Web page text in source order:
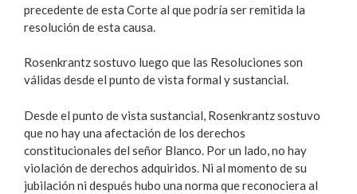
precedente de esta Corte al que podría ser remitida la
resolución de esta causa.
Rosenkrantz sostuvo luego que las Resoluciones son
válidas desde el punto de vista formal y sustancial.
Desde el punto de vista sustancial, Rosenkrantz sostuvo
que no hay una afectación de los derechos
constitucionales del señor Blanco. Por un lado, no hay
violación de derechos adquiridos. Ni al momento de su
jubilación ni después hubo una norma que reconociera al